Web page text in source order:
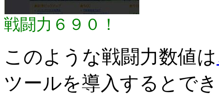
戦闘力６９０！
このような戦闘力数値は
ツールを導入するとで